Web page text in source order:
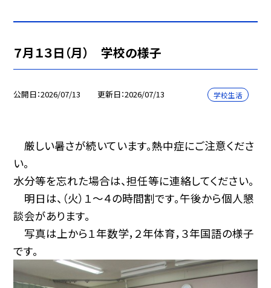
７月１３日（月） 学校の様子
公開日 2026/07/13 更新日 2026/07/13 学校生活
厳しい暑さが続いています。熱中症にご注意くださ
い。
水分等を忘れた場合は、担任等に連絡してください。
明日は、（火）１～４の時間割です。午後から個人懇
談会があります。
写真は上から１年数学，２年体育，３年国語の様子
です。